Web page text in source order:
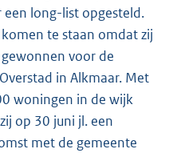
long-list opgesteld.
te staan omdat zij
voor de
in Alkmaar. Met
woningen in de wijk
op 30 juni jl. een
met de gemeente